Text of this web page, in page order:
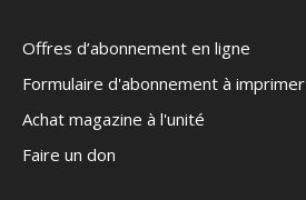
Offres d’abonnement en ligne
Formulaire d'abonnement à imprimer
Achat magazine à l'unité
Faire un don